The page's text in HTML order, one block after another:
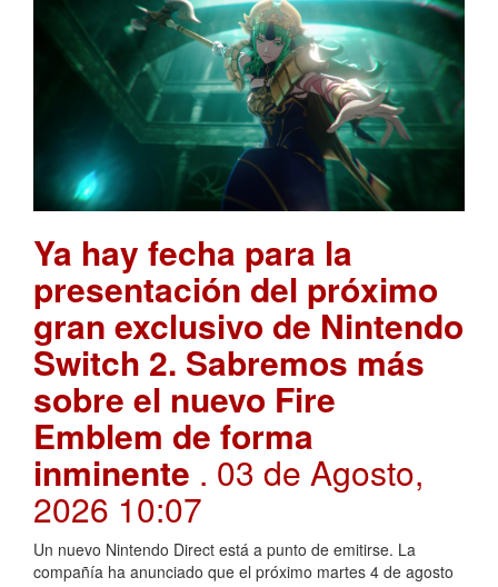
Ya hay fecha para la
presentación del próximo
gran exclusivo de Nintendo
Switch 2. Sabremos más
sobre el nuevo Fire
Emblem de forma
inminente . 03 de Agosto,
2026 10:07
Un nuevo Nintendo Direct está a punto de emitirse. La
compañía ha anunciado que el próximo martes 4 de agosto